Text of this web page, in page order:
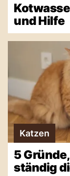
und Hilfe
Katzen
5
ständig